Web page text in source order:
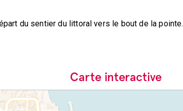
du sentier du littoral vers le bout de la pointe.
Carte interactive